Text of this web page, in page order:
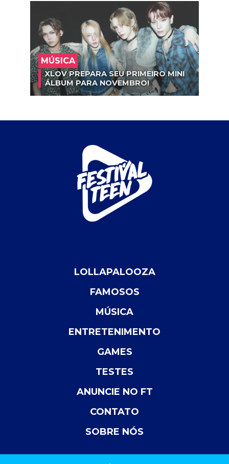
MÚSICA
XLOV PREPARA SEU PRIMEIRO MINI
ÁLBUM PARA NOVEMBRO!
LOLLAPALOOZA
FAMOSOS
MÚSICA
ENTRETENIMENTO
GAMES
TESTES
ANUNCIE NO FT
CONTATO
SOBRE NÓS